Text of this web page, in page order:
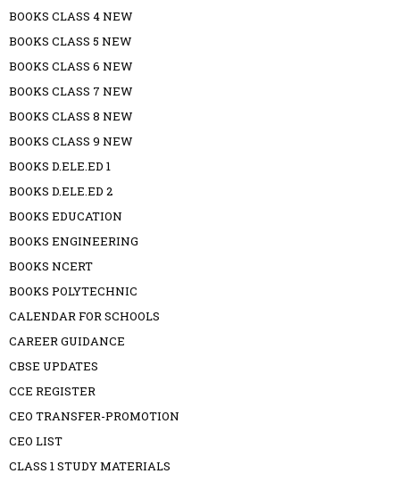
BOOKS CLASS 4 NEW
BOOKS CLASS 5 NEW
BOOKS CLASS 6 NEW
BOOKS CLASS 7 NEW
BOOKS CLASS 8 NEW
BOOKS CLASS 9 NEW
BOOKS D.ELE.ED 1
BOOKS D.ELE.ED 2
BOOKS EDUCATION
BOOKS ENGINEERING
BOOKS NCERT
BOOKS POLYTECHNIC
CALENDAR FOR SCHOOLS
CAREER GUIDANCE
CBSE UPDATES
CCE REGISTER
CEO TRANSFER-PROMOTION
CEO LIST
CLASS 1 STUDY MATERIALS